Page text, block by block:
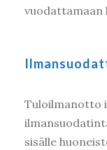
vuodattamaan
Tuloilmanotto
sisälle